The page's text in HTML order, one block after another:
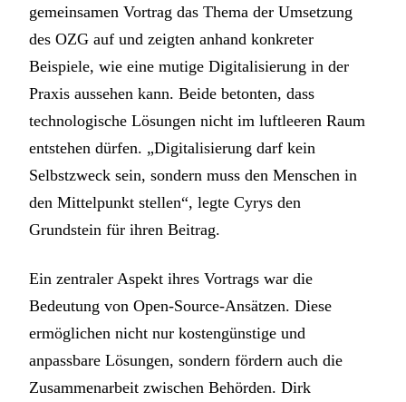
gemeinsamen Vortrag das Thema der Umsetzung
des OZG auf und zeigten anhand konkreter
Beispiele, wie eine mutige Digitalisierung in der
Praxis aussehen kann. Beide betonten, dass
technologische Lösungen nicht im luftleeren Raum
entstehen dürfen. „Digitalisierung darf kein
Selbstzweck sein, sondern muss den Menschen in
den Mittelpunkt stellen“, legte Cyrys den
Grundstein für ihren Beitrag.
Ein zentraler Aspekt ihres Vortrags war die
Bedeutung von Open-Source-Ansätzen. Diese
ermöglichen nicht nur kostengünstige und
anpassbare Lösungen, sondern fördern auch die
Zusammenarbeit zwischen Behörden. Dirk